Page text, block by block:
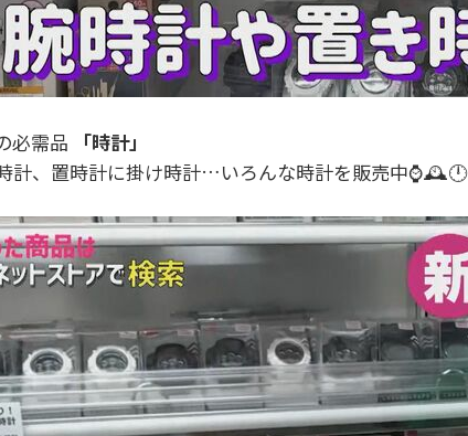
必需品
「時計」
計、置時計に掛け時計…いろんな時計を販売中⌚🕰️🕛